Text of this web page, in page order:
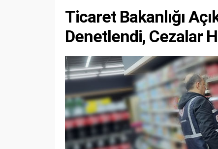
Ticaret Bakanlığı
Denetlendi, Cezalar